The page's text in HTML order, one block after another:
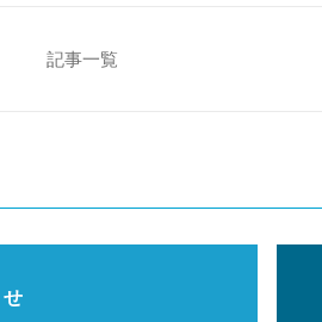
o
記事一覧